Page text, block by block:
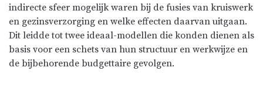
indirecte sfeer mogelijk waren bij de fusies van kruiswerk
en gezinsverzorging en welke effecten daarvan uitgaan.
Dit leidde tot twee ideaal-modellen die konden dienen als
basis voor een schets van hun structuur en werkwijze en
de bijbehorende budgettaire gevolgen.